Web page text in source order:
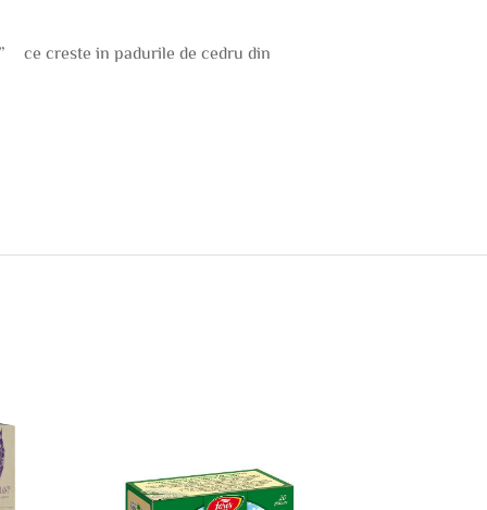
ce creste in padurile de cedru din